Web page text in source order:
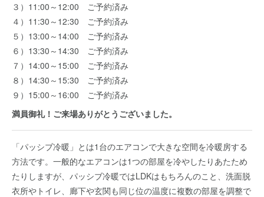
３）11:00～12:00 ご予約済み
４）11:30～12:30 ご予約済み
５）13:00～14:00 ご予約済み
６）13:30～14:30 ご予約済み
７）14:00～15:00 ご予約済み
８）14:30～15:30 ご予約済み
９）15:00～16:00 ご予約済み
満員御礼！ご来場ありがとうございました。
「パッシブ冷暖」とは1台のエアコンで大きな空間を冷暖房する
方法です。一般的なエアコンは1つの部屋を冷やしたりあたため
たりしますが、パッシブ冷暖ではLDKはもちろんのこと、洗面脱
衣所やトイレ、廊下や玄関も同じ位の温度に複数の部屋を調整で